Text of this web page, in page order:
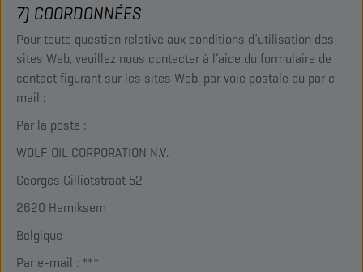
7) COORDONNÉES
Pour toute question relative aux conditions d’utilisation des
sites Web, veuillez nous contacter à l’aide du formulaire de
contact figurant sur les sites Web, par voie postale ou par e-
mail :
Par la poste :
WOLF OIL CORPORATION N.V.
Georges Gilliotstraat 52
2620 Hemiksem
Belgique
Par e-mail : ***